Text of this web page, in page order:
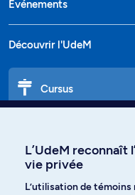
Événements
Découvrir l'UdeM
Cursus
L’UdeM reconnaît
vie privée
L’utilisation de témoins